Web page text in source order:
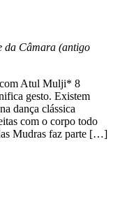
da Câmara (antigo
Atul Mulji* 8
gesto. Existem
dança clássica
com o corpo todo
Mudras faz parte […]